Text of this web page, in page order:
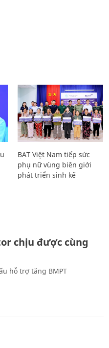
BAT Việt Nam tiếp sức
phụ nữ vùng biên giới
phát triển sinh kế
chịu được cùng
hỗ trợ tăng BMPT